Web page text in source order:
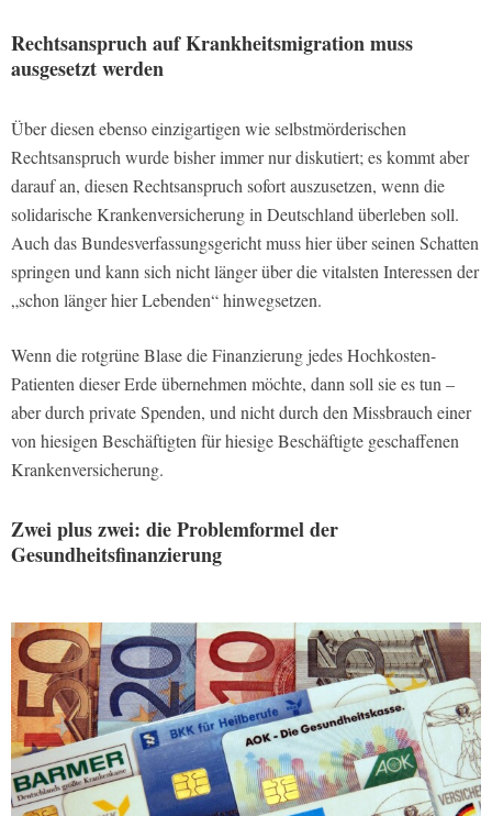
Rechtsanspruch auf Krankheitsmigration muss
ausgesetzt werden
Über diesen ebenso einzigartigen wie selbstmörderischen
Rechtsanspruch wurde bisher immer nur diskutiert; es kommt aber
darauf an, diesen Rechtsanspruch sofort auszusetzen, wenn die
solidarische Krankenversicherung in Deutschland überleben soll.
Auch das Bundesverfassungsgericht muss hier über seinen Schatten
springen und kann sich nicht länger über die vitalsten Interessen der
„schon länger hier Lebenden“ hinwegsetzen.
Wenn die rotgrüne Blase die Finanzierung jedes Hochkosten-
Patienten dieser Erde übernehmen möchte, dann soll sie es tun –
aber durch private Spenden, und nicht durch den Missbrauch einer
von hiesigen Beschäftigten für hiesige Beschäftigte geschaffenen
Krankenversicherung.
Zwei plus zwei: die Problemformel der
Gesundheitsfinanzierung